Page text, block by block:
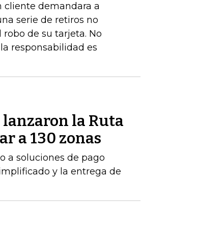
cliente demandara a
serie de retiros no
de su tarjeta. No
responsabilidad es
la Ruta
a 130 zonas
a soluciones de pago
y la entrega de